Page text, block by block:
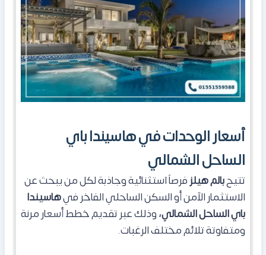
أسعار الوحدات في هاسيندا باي
الساحل الشمالي
تتيحبالم هيلزفرصاً استثنائية وجاذبة لكل من يبحث عن
الاستثمار الآمن أو السكن الساحلي الفاخر فيهاسيندا
باي الساحل الشمالي،وذلك عبر تقديم خطط أسعار مرنة
ومتفاوتة تلائم مختلف الرغبات.